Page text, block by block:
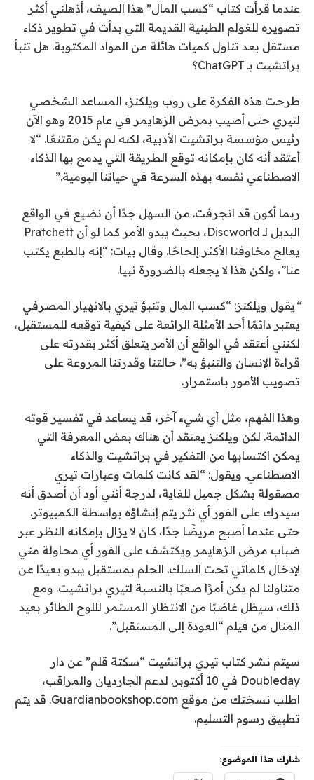
عندما قرأت كتاب “كسب المال” هذا الصيف، أذهلني أكثر
تصويره للغولم الطينية القديمة التي بدأت في تطوير ذكاء
مستقل بعد تناول كميات هائلة من المواد المكتوبة. هل تنبأ
براتشيت بـ ChatGPT؟
طرحت هذه الفكرة على روب ويلكنز، المساعد الشخصي
لتيري حتى أصيب بمرض الزهايمر في عام 2015 وهو الآن
رئيس مؤسسة براتشيت الأدبية، لكنه لم يكن مقتنعًا. “لا
أعتقد أنه كان بإمكانه توقع الطريقة التي يدمج بها الذكاء
الاصطناعي نفسه بهذه السرعة في حياتنا اليومية.”
ربما أكون قد انجرفت. من السهل جدًا أن نضيع في الواقع
البديل لـ Discworld، بحيث يبدو الأمر كما لو أن Pratchett
يعالج مخاوفنا الأكثر إلحاحًا. وقال بيات: “إنه بالطبع يكتب
عنا”، ولكن هذا لا يجعله بالضرورة نبيا.
“ يقول ويلكنز: “كسب المال وتنبؤ تيري بالانهيار المصرفي
يعتبر دائمًا أحد الأمثلة الرائعة على كيفية توقعه للمستقبل،
لكنني أعتقد في الواقع أن الأمر يتعلق أكثر بقدرته على
قراءة الإنسان والتنبؤ به”. حالتنا وقدرتنا المروعة على
تصويب الأمور باستمرار.
وهذا الفهم، مثل أي شيء آخر، قد يساعد في تفسير قوته
الدائمة. لكن ويلكنز يعتقد أن هناك بعض المعرفة التي
يمكن اكتسابها من التفكير في براتشيت والذكاء
الاصطناعي. ويقول: “لقد كانت كلمات وعبارات تيري
مصقولة بشكل جميل للغاية، لدرجة أنني أود أن أصدق أنه
سيدرك على الفور أي نثر يتم إنشاؤه بواسطة الكمبيوتر.
حتى عندما أصبح مريضًا جدًا، كان لا يزال بإمكانه النظر عبر
ضباب مرض الزهايمر ويكتشف على الفور أي محاولة مني
لإدخال كلماتي تحت السلك. الحلم بمستقبل يبدو بعيدًا عن
متناولنا لم يكن أمرًا صعبًا بالنسبة لتيري براتشيت. ومع
ذلك، سيظل غاضبًا من الانتظار المستمر لللوح الطائر بعيد
المنال من فيلم “العودة إلى المستقبل”.
سيتم نشر كتاب تيري براتشيت “سكتة قلم” عن دار
Doubleday في 10 أكتوبر. لدعم الجارديان والمراقب،
اطلب نسختك من موقع Guardianbookshop.com. قد يتم
تطبيق رسوم التسليم.
شارك هذا الموضوع: